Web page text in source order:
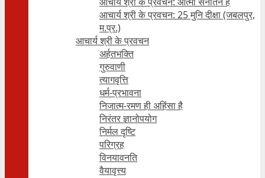
आचार्य श्री के प्रवचन: 25 मुनि दीक्षा (जबलपुर,
म.प्र.)
आचार्य श्री के प्रवचन
अर्हतभक्ति
गुरुवाणी
त्यागवृत्ति
धर्म-प्रभावना
निजात्म-रमण ही अहिंसा है
निरंतर ज्ञानोपयोग
निर्मल दृष्टि
परिग्रह
विनयावनति
वैयावृत्त्य